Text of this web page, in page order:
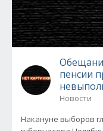
пенсии
Новости
Накануне выборов